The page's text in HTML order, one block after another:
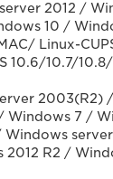
2012 /
10 /
Linux-
10.6/10.7/
2003(R2)
Windows 7 /
2012 R2 /